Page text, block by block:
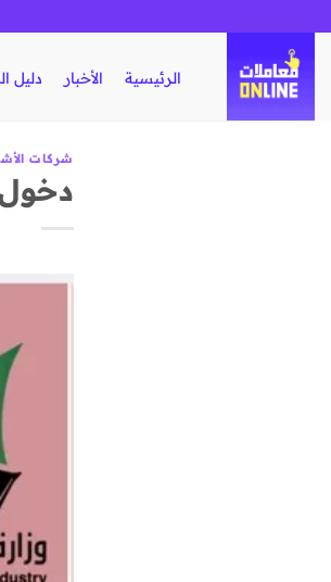
الرئيسية الأخبار دليل
شركات
دخول شريك (2)